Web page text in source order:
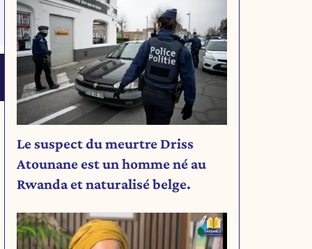
Le suspect du meurtre Driss
Atounane est un homme né au
Rwanda et naturalisé belge.